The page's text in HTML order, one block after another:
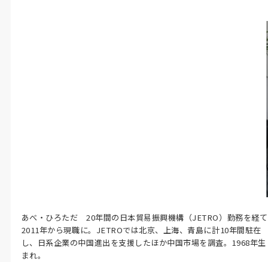
あべ・ひろただ 20年間の日本貿易振興機構（JETRO）勤務を経て
2011年から現職に。JETROでは北京、上海、青島に計10年間駐在
し、日系企業の中国進出を支援したほか中国市場を調査。1968年生
まれ。